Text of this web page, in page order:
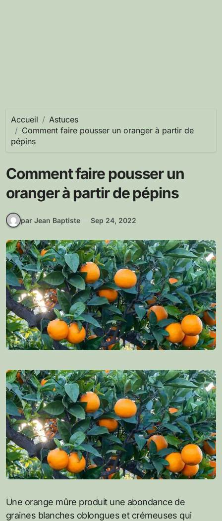
Accueil
Astuces
Comment faire pousser un oranger à partir de
pépins
Comment faire pousser un
oranger à partir de pépins
par Jean Baptiste Sep 24, 2022
Une orange mûre produit une abondance de
graines blanches oblongues et crémeuses qui